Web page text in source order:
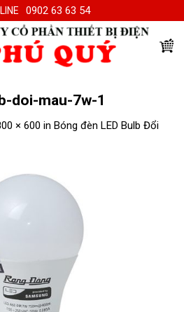
0902 63 63 54
doi-mau-7w-1
× 600 in Bóng đèn LED Bulb Đổi